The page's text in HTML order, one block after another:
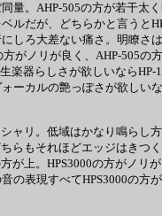
量。AHP-505の方が若干太
ルだが、どちらかと言うと
しろ大差ない痛さ。明瞭さ
がノリが良く、AHP-505
楽器らしさが欲しいなら
ーカルの艶っぽさが欲しい
ャリ。低域はかなり鳴ら
らもそれほどエッジはき
が上。HPS3000の方がノ
の表現すべてHPS3000の方